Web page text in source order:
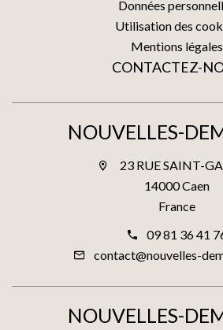
Données
Utilisation des
Mentions légales
CONTACTEZ-
NOUVELLES-
23 RUE SAINT-
14000 Caen
France
09 81 36 41
contact@nouvelles-
NOUVELLES-